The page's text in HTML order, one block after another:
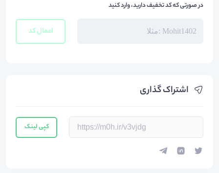
اشتراک گذاری
کپی لینک
در صورتی که کد تخفیف دارید، وارد کنید
اعمال کد